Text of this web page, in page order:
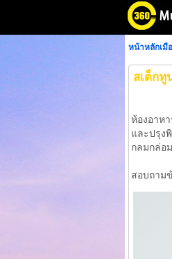
หน้าหลักเมื
สเต็ก
ห้องอาห
และปรุง
กลมกล่อ
สอบถาม